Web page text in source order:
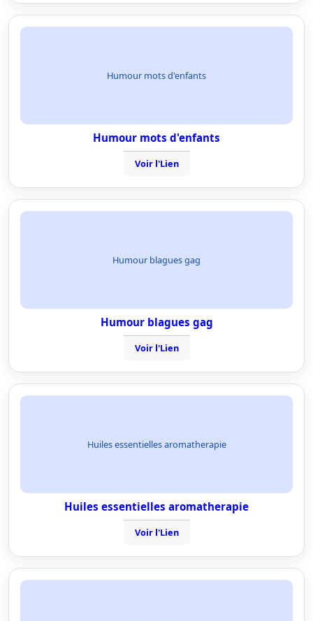
Humour mots d'enfants
Humour mots d'enfants
Voir l'Lien
Humour blagues gag
Humour blagues gag
Voir l'Lien
Huiles essentielles aromatherapie
Huiles essentielles aromatherapie
Voir l'Lien